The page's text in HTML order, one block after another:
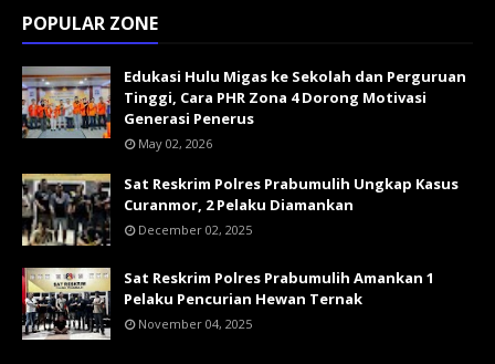
POPULAR ZONE
Edukasi Hulu Migas ke Sekolah dan Perguruan
Tinggi, Cara PHR Zona 4 Dorong Motivasi
Generasi Penerus
May 02, 2026
Sat Reskrim Polres Prabumulih Ungkap Kasus
Curanmor, 2 Pelaku Diamankan
December 02, 2025
Sat Reskrim Polres Prabumulih Amankan 1
Pelaku Pencurian Hewan Ternak
November 04, 2025